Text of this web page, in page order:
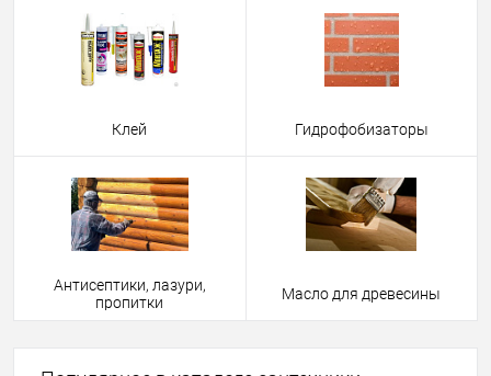
Клей Гидрофобизаторы
Антисептики, лазури,
пропитки
Масло для древесины